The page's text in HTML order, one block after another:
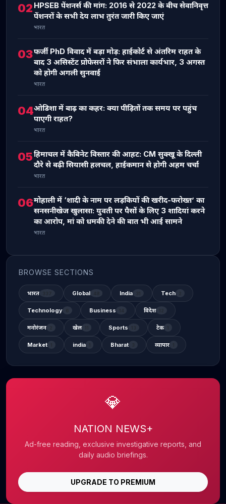
02 HPSEB पेंशनर्स की मांग: 2016 से 2022 के बीच सेवानिवृत्त
पेंशनरों के सभी देय लाभ तुरंत जारी किए जाएं
भारत
03फर्जी PhD विवाद में बड़ा मोड़: हाईकोर्ट से अंतरिम राहत के
बाद 3 असिस्टेंट प्रोफेसरों ने फिर संभाला कार्यभार, 3 अगस्त
को होगी अगली सुनवाई
भारत
04ओडिशा में बाढ़ का कहर: क्या पीड़ितों तक समय पर पहुंच
पाएगी राहत?
भारत
05हिमाचल में कैबिनेट विस्तार की आहट: CM सुक्खू के दिल्ली
दौरे से बढ़ी सियासी हलचल, हाईकमान से होगी अहम चर्चा
भारत
06मोहाली में ‘शादी के नाम पर लड़कियों की खरीद-फरोख्त’ का
सनसनीखेज खुलासा: युवती पर पैसों के लिए 3 शादियां करने
का आरोप, मां को धमकी देने की बात भी आई सामने
भारत
BROWSE SECTIONS
भारत Global India Tech
Technology Business विदेश
मनोरंजन खेल Sports टेक
Market india Bharat व्यापार
💎
NATION NEWS+
Ad-free reading, exclusive investigative reports, and
daily audio briefings.
UPGRADE TO PREMIUM